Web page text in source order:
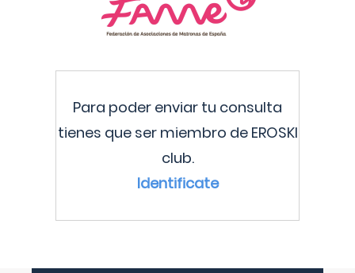
Para poder enviar tu consulta
tienes que ser miembro de EROSKI
club.
Identificate